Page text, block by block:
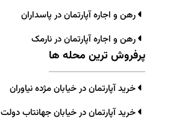
رهن و اجاره آپارتمان در پاسداران
رهن و اجاره آپارتمان در نارمک
پرفروش ترین محله ها
خرید آپارتمان در خیابان مژده نیاوران
خرید آپارتمان در خیابان جهانتاب دولت